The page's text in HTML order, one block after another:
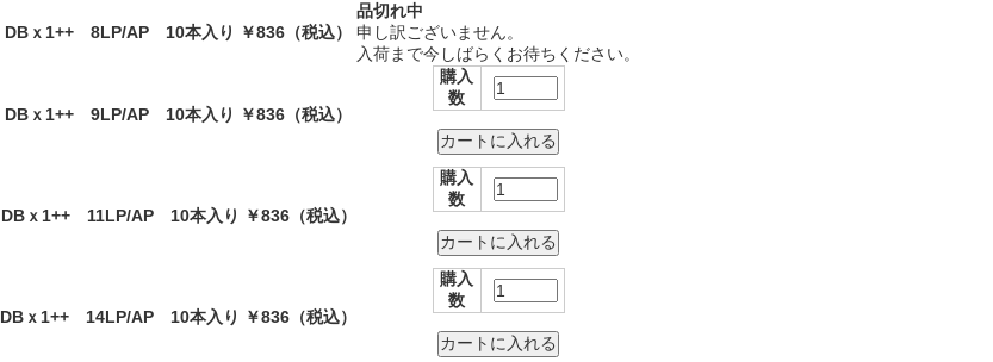
DBｘ1++ 8LP/AP 10本入り ￥836 （税込）
品切れ中
申し訳ございません。
入荷まで今しばらくお待ちください。
DBｘ1++ 9LP/AP 10本入り ￥836 （税込）
購入
数
DBｘ1++ 11LP/AP 10本入り ￥836（税込）
購入
数
DBｘ1++ 14LP/AP 10本入り ￥836 （税込）
購入
数